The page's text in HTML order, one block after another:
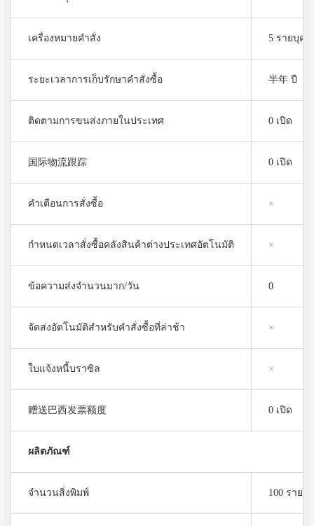
เครื่องหมายคำสั่ง 5 รายบุคค
ระยะเวลาการเก็บรักษาคำสั่งซื้อ 半年 ปี
ติดตามการขนส่งภายในประเทศ 0 เปิด
国际物流跟踪 0 เปิด
คำเตือนการสั่งซื้อ ×
กำหนดเวลาสั่งซื้อคลังสินค้าต่างประเทศอัตโนมัติ ×
ข้อความส่งจำนวนมาก/วัน 0
จัดส่งอัตโนมัติสำหรับคำสั่งซื้อที่ล่าช้า ×
ใบแจ้งหนี้บราซิล ×
赠送巴西发票额度 0 เปิด
ผลิตภัณฑ์
จำนวนสิ่งพิมพ์ 100 รายบุ